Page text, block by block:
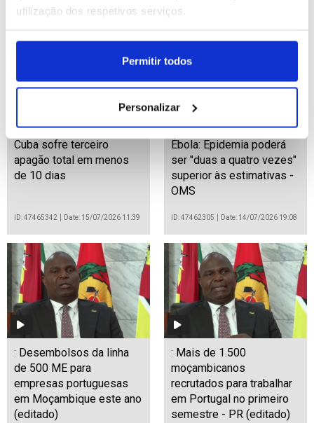
utilização dos respetivos serviços.
Permitir todos
Personalizar
ID: 47465439
Cuba sofre terceiro
apagão total em menos
de 10 dias
ID: 47465342 Date: 15/07/2026 11:39
Ébola: Epidemia poderá
ser "duas a quatro vezes"
superior às estimativas -
OMS
ID: 47462305 Date: 14/07/2026 19:08
: Desembolsos da linha
de 500 ME para
empresas portuguesas
em Moçambique este ano
(editado)
: Mais de 1.500
moçambicanos
recrutados para trabalhar
em Portugal no primeiro
semestre - PR (editado)